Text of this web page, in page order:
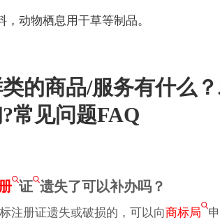
动物栖息用干草等制品。
的商品/服务有什么
常见问题FAQ
证 遗失了可以补办吗？
注册证遗失或破损的，可以向商标局